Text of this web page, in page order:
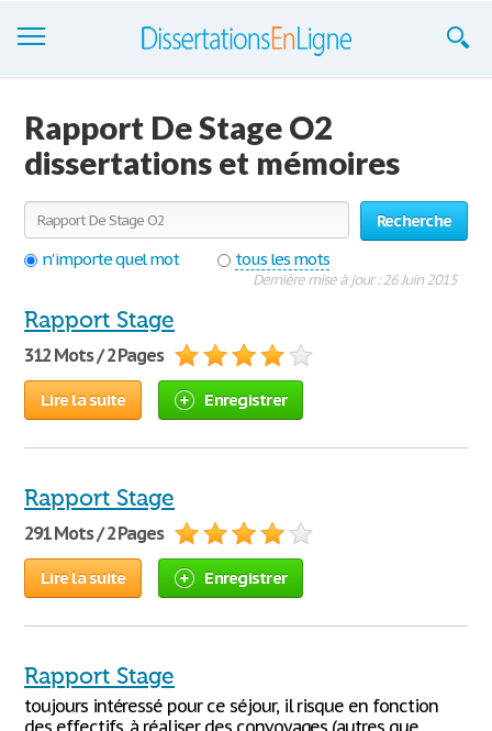
S'inscrire
Se connecter
Contactez-nous
Rapport De Stage O2
dissertations et mémoires
Recherche
n'importe quel mot
tous les mots
Dernière mise à jour : 26 Juin 2015
Rapport Stage
312 Mots / 2 Pages
Lire la suite Enregistrer
Rapport Stage
291 Mots / 2 Pages
Lire la suite Enregistrer
Rapport Stage
toujours intéressé pour ce séjour, il risque en fonction
des effectifs, à réaliser des convoyages (autres que